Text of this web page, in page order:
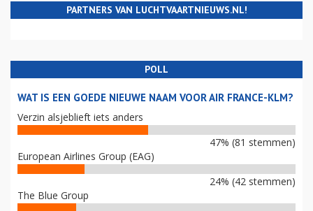
PARTNERS VAN LUCHTVAARTNIEUWS.NL!
POLL
WAT IS EEN GOEDE NIEUWE NAAM VOOR AIR FRANCE-KLM?
Verzin alsjeblieft iets anders
47% (81 stemmen)
European Airlines Group (EAG)
24% (42 stemmen)
The Blue Group